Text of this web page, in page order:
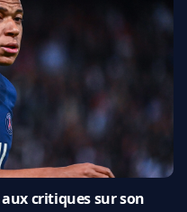
critiques sur son